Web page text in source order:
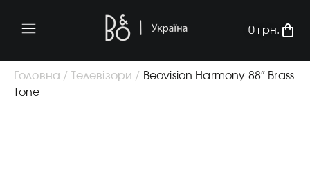
0 грн.
Головна / Телевізори / Beovision Harmony 88″ Brass
Tone